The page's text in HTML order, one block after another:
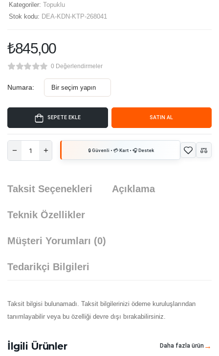
Kategoriler: Topuklu
Stok kodu: DEA-KDN-KTP-268041
₺845,00
0 Değerlendirmeler
Numara:
SEPETE EKLE SATIN AL
Taksit Seçenekleri Açıklama
Teknik Özellikler
Müşteri Yorumları (0)
Tedarikçi Bilgileri
Taksit bilgisi bulunamadı. Taksit bilgilerinizi ödeme kuruluşlarından
tanımlayabilir veya bu özelliği devre dışı bırakabilirsiniz.
İlgili Ürünler Daha fazla ürün